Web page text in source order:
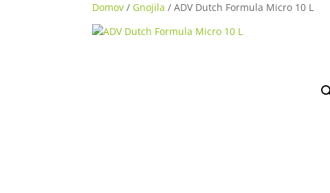
Domov / Gnojila / ADV Dutch Formula Micro 10 L